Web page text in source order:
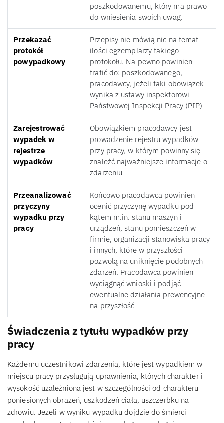
poszkodowanemu, który ma prawo
do wniesienia swoich uwag.
Przekazać
protokół
powypadkowy
Przepisy nie mówią nic na temat
ilości egzemplarzy takiego
protokołu. Na pewno powinien
trafić do: poszkodowanego,
pracodawcy, jeżeli taki obowiązek
wynika z ustawy inspektorowi
Państwowej Inspekcji Pracy (PIP)
Zarejestrować
wypadek w
rejestrze
wypadków
Obowiązkiem pracodawcy jest
prowadzenie rejestru wypadków
przy pracy, w którym powinny się
znaleźć najważniejsze informacje o
zdarzeniu
Przeanalizować
przyczyny
wypadku przy
pracy
Końcowo pracodawca powinien
ocenić przyczynę wypadku pod
kątem m.in. stanu maszyn i
urządzeń, stanu pomieszczeń w
firmie, organizacji stanowiska pracy
i innych, które w przyszłości
pozwolą na uniknięcie podobnych
zdarzeń. Pracodawca powinien
wyciągnąć wnioski i podjąć
ewentualne działania prewencyjne
na przyszłość
Świadczenia z tytułu wypadków przy
pracy
Każdemu uczestnikowi zdarzenia, które jest wypadkiem w
miejscu pracy przysługują uprawnienia, których charakter i
wysokość uzależniona jest w szczególności od charakteru
poniesionych obrażeń, uszkodzeń ciała, uszczerbku na
zdrowiu. Jeżeli w wyniku wypadku dojdzie do śmierci